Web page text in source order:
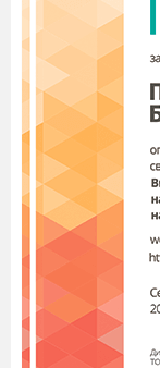
І, нарешті,
пелюшок
постійними
своїх
перед нею
постійно
не даремно
легко в бою.
2 ведуча.
Усі готові
журі?